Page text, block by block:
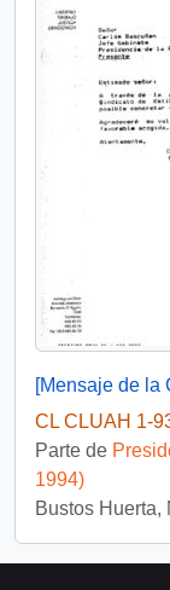
CL CLUAH 1-
Parte de
1994)
Bustos Huerta,